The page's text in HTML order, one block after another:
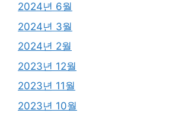
2024년 6월
2024년 3월
2024년 2월
2023년 12월
2023년 11월
2023년 10월